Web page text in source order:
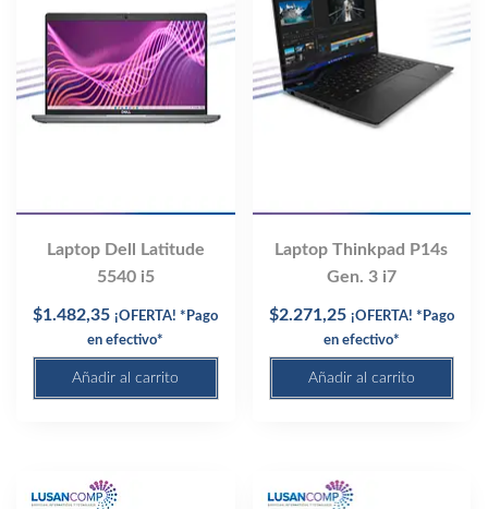
Laptop Dell Latitude
5540 i5
$1.482,35 ¡OFERTA! *Pago
en efectivo*
Añadir al carrito
Laptop Thinkpad P14s
Gen. 3 i7
$2.271,25 ¡OFERTA! *Pago
en efectivo*
Añadir al carrito